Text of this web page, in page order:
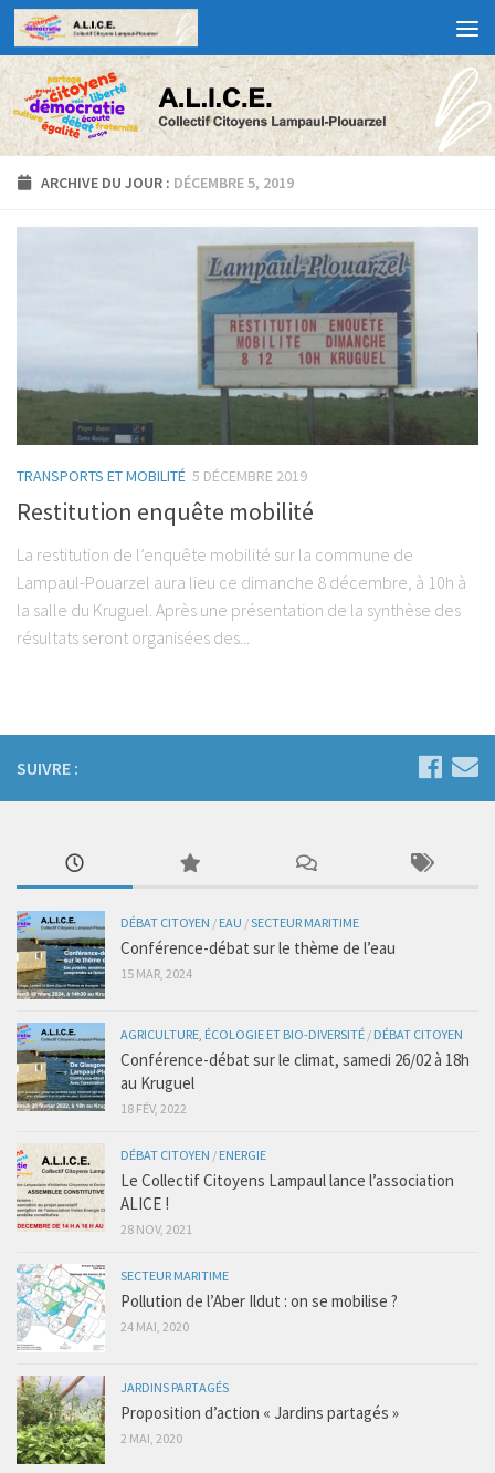
ARCHIVE DU JOUR : DÉCEMBRE 5, 2019
TRANSPORTS ET MOBILITÉ 5 DÉCEMBRE 2019
Restitution enquête mobilité
La restitution de l’enquête mobilité sur la commune de
Lampaul-Pouarzel aura lieu ce dimanche 8 décembre, à 10h à
la salle du Kruguel. Après une présentation de la synthèse des
résultats seront organisées des...
SUIVRE :
DÉBAT CITOYEN / EAU /SECTEUR MARITIME
Conférence-débat sur le thème de l’eau
15 MAR, 2024
AGRICULTURE, ÉCOLOGIE ET BIO-DIVERSITÉ / DÉBAT CITOYEN
Conférence-débat sur le climat, samedi 26/02 à 18h
au Kruguel
18 FÉV, 2022
DÉBAT CITOYEN / ENERGIE
Le Collectif Citoyens Lampaul lance l’association
ALICE !
28 NOV, 2021
SECTEUR MARITIME
Pollution de l’Aber Ildut : on se mobilise ?
24 MAI, 2020
JARDINS PARTAGÉS
Proposition d’action « Jardins partagés »
2 MAI, 2020